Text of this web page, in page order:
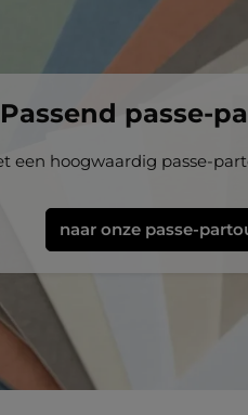
Passend passe-
een hoogwaardig passe-
naar onze passe-